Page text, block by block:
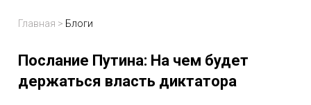
Главная > Блоги
Послание Путина: На чем будет
держаться власть диктатора